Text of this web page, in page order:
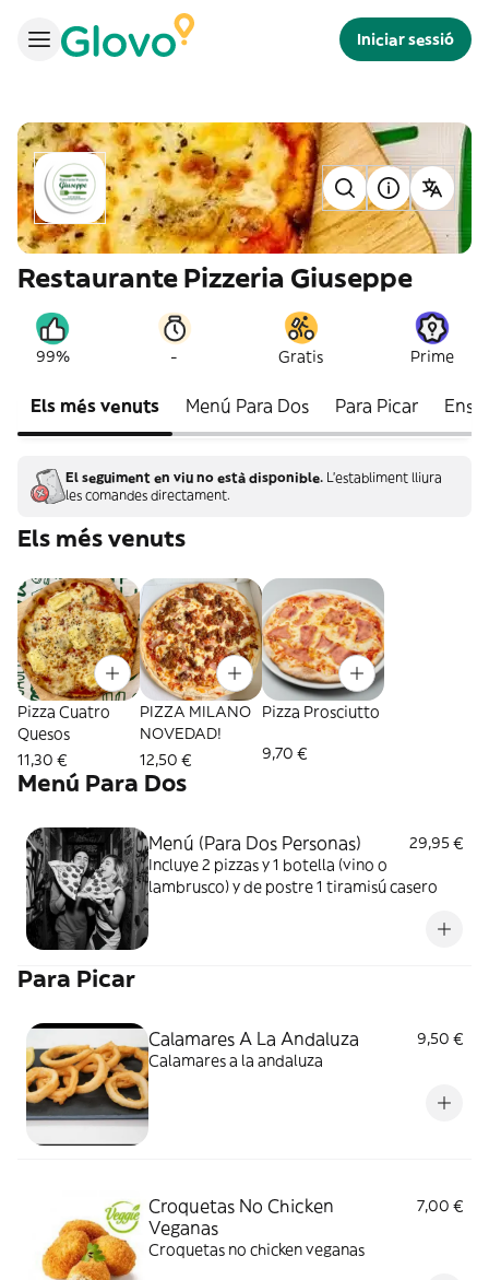
Iniciar sessió
Restaurante Pizzeria Giuseppe
99% - Gratis Prime
Els més venuts Menú Para Dos Para Picar
El seguiment en viu no està disponible. L'establiment lliura
les comandes directament.
Els més venuts
Pizza Cuatro
Quesos
11,30 €
PIZZA MILANO
NOVEDAD!
12,50 €
Pizza Prosciutto
9,70 €
Menú Para Dos
Menú (Para Dos Personas)
29,95 €
Incluye 2 pizzas y 1 botella (vino o
lambrusco) y de postre 1 tiramisú casero
Para Picar
Calamares A La Andaluza
9,50 €
Calamares a la andaluza
Croquetas No Chicken
Veganas
7,00 €
Croquetas no chicken veganas